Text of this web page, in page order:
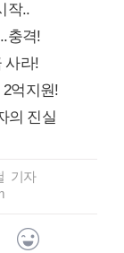
작..
충격!
사라!
2억지원!
의 진실
기자